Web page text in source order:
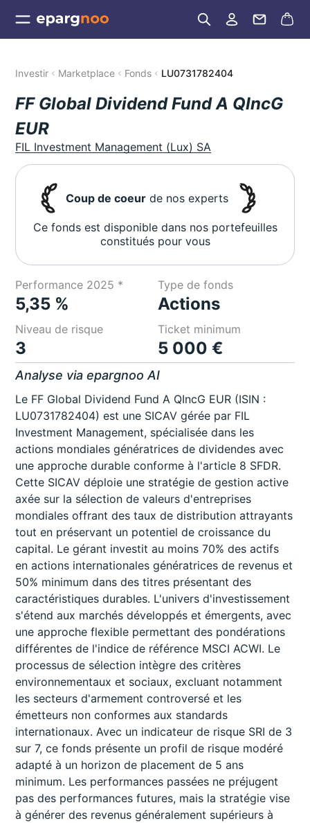
Investir Marketplace Fonds LU0731782404
FF Global Dividend Fund A QIncG
EUR
FIL Investment Management (Lux) SA
Coup de coeur de nos experts
Ce fonds est disponible dans nos portefeuilles
constitués pour vous
Performance 2025 *
5,35 %
Type de fonds
Actions
Niveau de risque
3
Ticket minimum
5 000 €
Analyse via epargnoo AI
Le FF Global Dividend Fund A QIncG EUR (ISIN :
LU0731782404) est une SICAV gérée par FIL
Investment Management, spécialisée dans les
actions mondiales génératrices de dividendes avec
une approche durable conforme à l'article 8 SFDR.
Cette SICAV déploie une stratégie de gestion active
axée sur la sélection de valeurs d'entreprises
mondiales offrant des taux de distribution attrayants
tout en préservant un potentiel de croissance du
capital. Le gérant investit au moins 70% des actifs
en actions internationales génératrices de revenus et
50% minimum dans des titres présentant des
caractéristiques durables. L'univers d'investissement
s'étend aux marchés développés et émergents, avec
une approche flexible permettant des pondérations
différentes de l'indice de référence MSCI ACWI. Le
processus de sélection intègre des critères
environnementaux et sociaux, excluant notamment
les secteurs d'armement controversé et les
émetteurs non conformes aux standards
internationaux. Avec un indicateur de risque SRI de 3
sur 7, ce fonds présente un profil de risque modéré
adapté à un horizon de placement de 5 ans
minimum. Les performances passées ne préjugent
pas des performances futures, mais la stratégie vise
à générer des revenus généralement supérieurs à